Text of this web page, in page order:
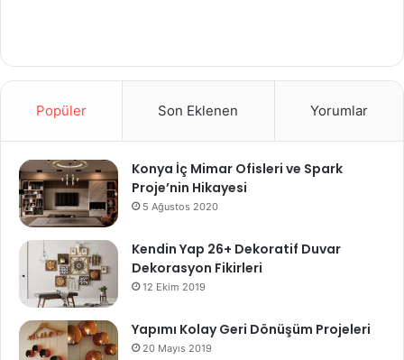
Popüler Son Eklenen Yorumlar
Konya İç Mimar Ofisleri ve Spark
Proje’nin Hikayesi
5 Ağustos 2020
Kendin Yap 26+ Dekoratif Duvar
Dekorasyon Fikirleri
12 Ekim 2019
Yapımı Kolay Geri Dönüşüm Projeleri
20 Mayıs 2019